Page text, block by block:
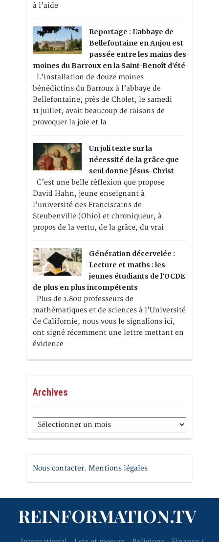
à l’aide
Reportage : L’abbaye de
Bellefontaine en Anjou est
passée entre les mains des
moines du Barroux en la Saint-Benoît d’été
L’installation de douze moines
bénédictins du Barroux à l’abbaye de
Bellefontaine, près de Cholet, le samedi
11 juillet, avait beaucoup de raisons de
provoquer la joie et la
Un joli texte sur la
nécessité de la grâce que
seul donne Jésus-Christ
C’est une belle réflexion que propose
David Hahn, jeune enseignant à
l’université des Franciscains de
Steubenville (Ohio) et chroniqueur, à
propos de la vertu, de la grâce, du vrai
Génération décervelée :
Lecture et maths : les
jeunes étudiants de l’OCDE
de plus en plus incompétents
Plus de 1.800 professeurs de
mathématiques et de sciences à l’Université
de Californie, nous vous le signalions ici,
ont signé récemment une lettre mettant en
évidence
Archives
Archives
Nous contacter. Mentions légales
REINFORMATION.TV